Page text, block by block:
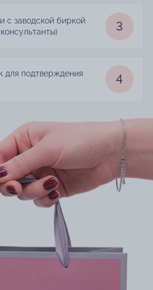
с заводской биркой
3
для подтверждения
4